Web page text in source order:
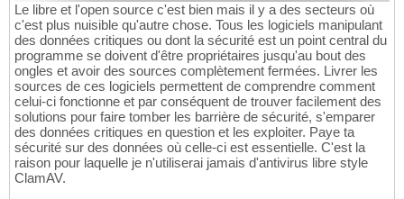
Le libre et l'open source c'est bien mais il y a des secteurs où
c'est plus nuisible qu'autre chose. Tous les logiciels manipulant
des données critiques ou dont la sécurité est un point central du
programme se doivent d'être propriétaires jusqu'au bout des
ongles et avoir des sources complètement fermées. Livrer les
sources de ces logiciels permettent de comprendre comment
celui-ci fonctionne et par conséquent de trouver facilement des
solutions pour faire tomber les barrière de sécurité, s'emparer
des données critiques en question et les exploiter. Paye ta
sécurité sur des données où celle-ci est essentielle. C'est la
raison pour laquelle je n'utiliserai jamais d'antivirus libre style
ClamAV.